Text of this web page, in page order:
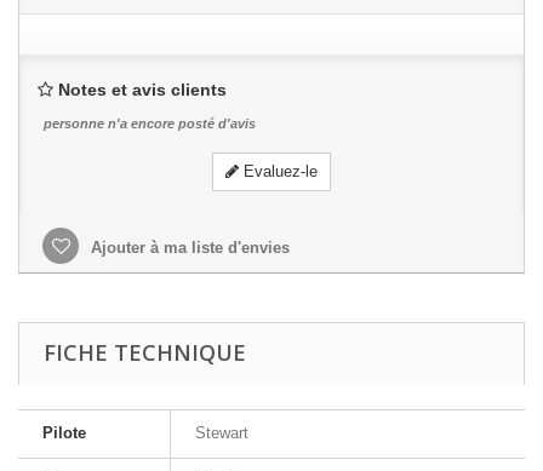
Notes et avis clients
personne n'a encore posté d'avis
Evaluez-le
Ajouter à ma liste d'envies
FICHE TECHNIQUE
Pilote Stewart